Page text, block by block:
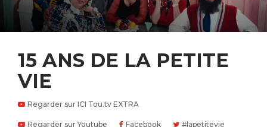
15 ANS DE LA PETITE
VIE
Regarder sur ICI Tou.tv EXTRA
Regarder sur Youtube Facebook #lapetitevie